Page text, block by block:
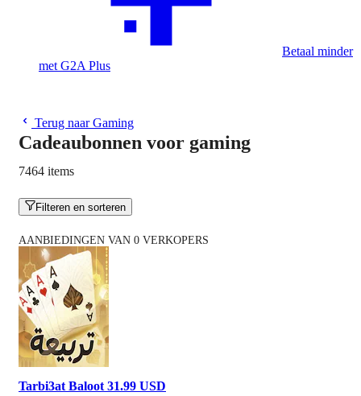
Betaal minder
met G2A Plus
Terug naar Gaming
Cadeaubonnen voor gaming
7464 items
Filteren en sorteren
AANBIEDINGEN VAN 0 VERKOPERS
Tarbi3at Baloot 31.99 USD